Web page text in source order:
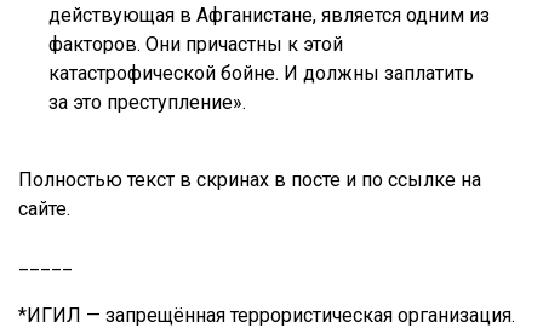
действующая в Афганистане, является одним из
факторов. Они причастны к этой
катастрофической бойне. И должны заплатить
за это преступление».
Полностью текст в скринах в посте и по ссылке на
сайте.
*ИГИЛ — запрещённая террористическая организация.